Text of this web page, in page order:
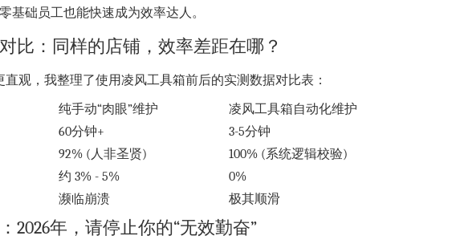
基础员工也能快速成为效率达人。
比：同样的店铺，效率差距在哪？
直观，我整理了使用凌风工具箱前后的实测数据对比表：
纯手动“肉眼”维护
凌风工具箱自动化维护
60分钟+
3-5分钟
92% (人非圣贤)
100% (系统逻辑校验)
约 3% - 5%
0%
濒临崩溃 极其顺滑
2026年，请停止你的“无效勤奋”